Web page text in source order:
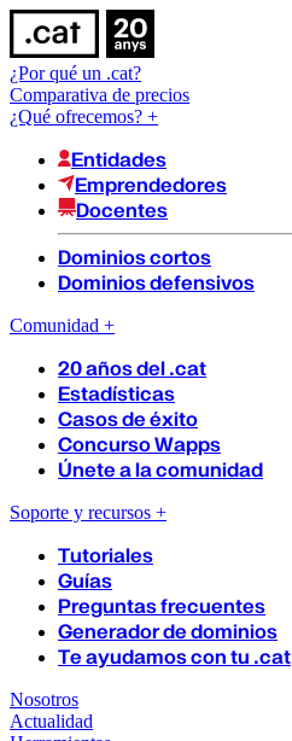
¿Por qué un .cat?
Comparativa de precios
¿Qué ofrecemos? +
Entidades
Emprendedores
Docentes
Dominios cortos
Dominios defensivos
Comunidad +
20 años del .cat
Estadísticas
Casos de éxito
Concurso Wapps
Únete a la comunidad
Soporte y recursos +
Tutoriales
Guías
Preguntas frecuentes
Generador de dominios
Te ayudamos con tu .cat
Nosotros
Actualidad